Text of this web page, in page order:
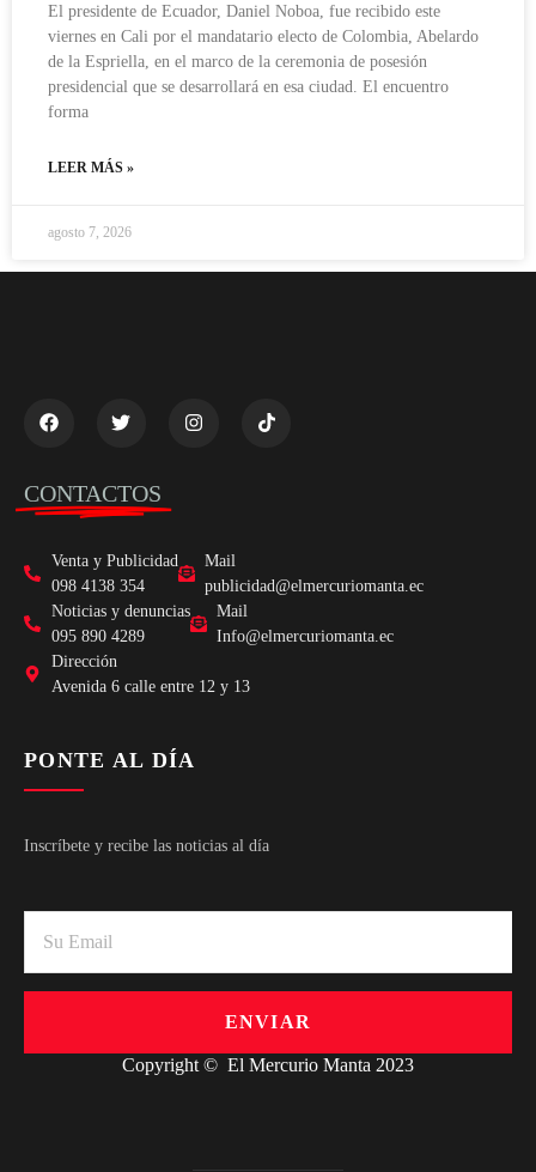
El presidente de Ecuador, Daniel Noboa, fue recibido este
viernes en Cali por el mandatario electo de Colombia, Abelardo
de la Espriella, en el marco de la ceremonia de posesión
presidencial que se desarrollará en esa ciudad. El encuentro
forma
LEER MÁS »
agosto 7, 2026
CONTACTOS
Venta y Publicidad
098 4138 354
Mail
publicidad@elmercuriomanta.ec
Noticias y denuncias
095 890 4289
Mail
Info@elmercuriomanta.ec
Dirección
Avenida 6 calle entre 12 y 13
PONTE AL DÍA
Inscríbete y recibe las noticias al día
ENVIAR
Copyright © El Mercurio Manta 2023